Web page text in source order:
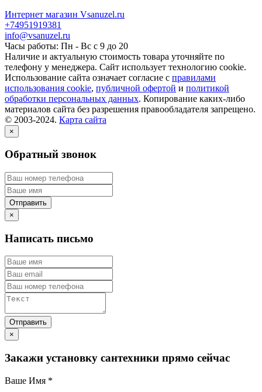
Интернет магазин Vsanuzel.ru
+74951919381
info@vsanuzel.ru
Часы работы: Пн - Вс с 9 до 20
Наличие и актуальную стоимость товара уточняйте по
телефону у менеджера. Сайт использует технологию cookie.
Использование сайта означает согласие с правилами
использования cookie, публичной офертой и политикой
обработки персональных данных. Копирование каких-либо
материалов сайта без разрешения правообладателя запрещено.
© 2003-2024. Карта сайта
×
Обратный звонок
×
Написать письмо
×
Закажи установку сантехники прямо сейчас
Ваше Имя *